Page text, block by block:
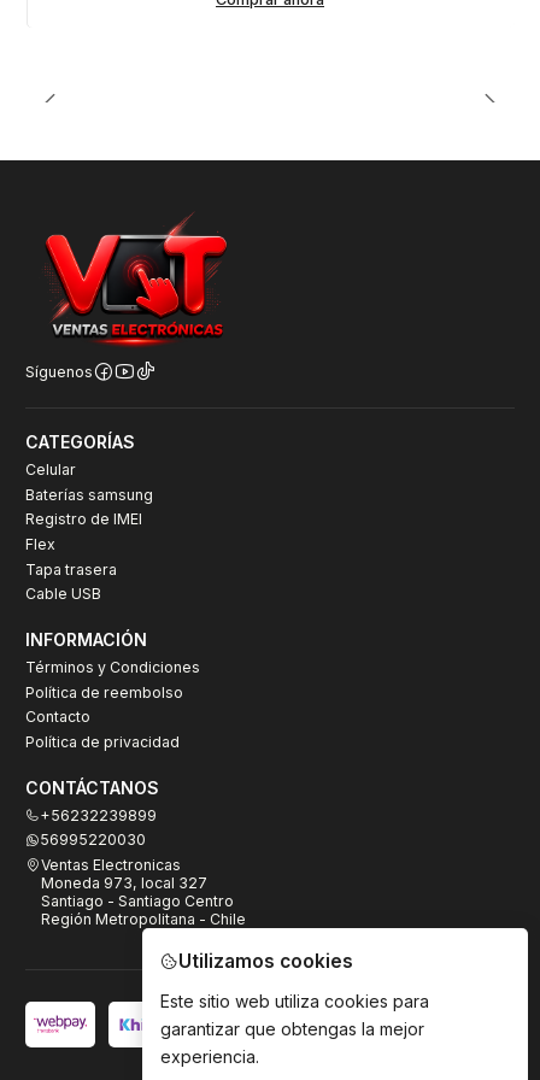
Síguenos
CATEGORÍAS
Celular
Baterías samsung
Registro de IMEI
Flex
Tapa trasera
Cable USB
INFORMACIÓN
Términos y Condiciones
Política de reembolso
Contacto
Política de privacidad
CONTÁCTANOS
+56232239899
56995220030
Ventas Electronicas
Moneda 973, local 327
Santiago - Santiago Centro
Región Metropolitana - Chile
Utilizamos cookies
Este sitio web utiliza cookies para
garantizar que obtengas la mejor
experiencia.